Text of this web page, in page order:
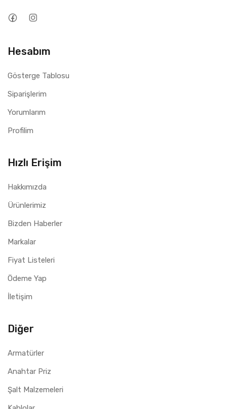
Hesabım
Gösterge Tablosu
Siparişlerim
Yorumlarım
Profilim
Hızlı Erişim
Hakkımızda
Ürünlerimiz
Bizden Haberler
Markalar
Fiyat Listeleri
Ödeme Yap
İletişim
Diğer
Armatürler
Anahtar Priz
Şalt Malzemeleri